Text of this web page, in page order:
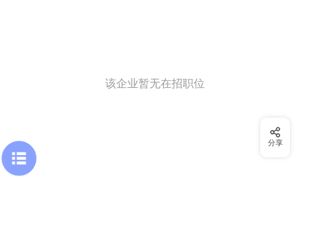
该企业暂无在招职位
分享